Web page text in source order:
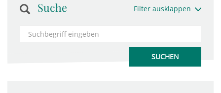
Suche Filter ausklappen